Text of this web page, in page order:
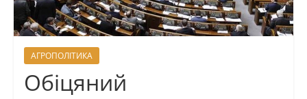
АГРОПОЛІТИКА
Обіцяний